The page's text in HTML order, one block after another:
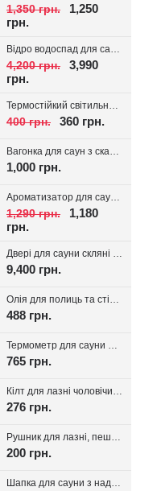
1,350 грн.
1,250
грн.
4,200 грн.
3,990
грн.
400 грн. 360 грн.
1,000 грн.
Ароматизатор для сауни Spitzner SAUNAMED 190мл.
1,290 грн.
1,180
грн.
Двері для сауни скляні VALTE Бронза 700*1900
9,400 грн.
Олія для полиць та стін сауни Bionic House 0.8л, Україна
488 грн.
Термометр для сауни Sawo 220-TP
765 грн.
Кілт для лазні чоловічий, вафельне полотно
276 грн.
Рушник для лазні, пештемаль Класика, 1шт
200 грн.
Шапка для сауни з надписом, білий фетр 100%, вибір надпису